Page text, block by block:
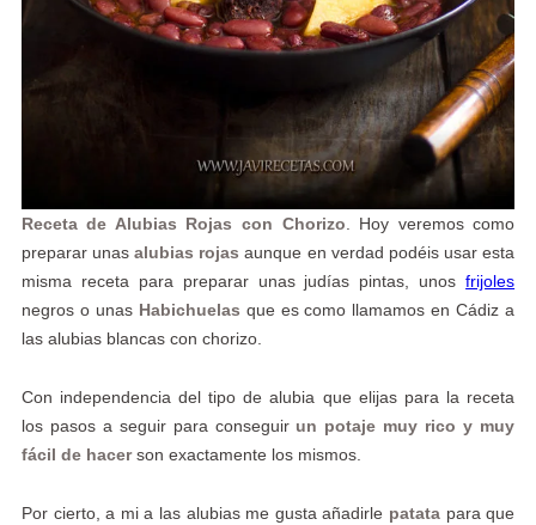
Receta de Alubias Rojas con Chorizo . Hoy veremos como
preparar unasalubias rojas aunque en verdad podéis usar esta
misma receta para preparar unas judías pintas, unosfrijoles
negros o unas Habichuelas que es como llamamos en Cádiz a
las alubias blancas con chorizo.
Con independencia del tipo de alubia que elijas para la receta
los pasos a seguir para conseguir un potaje muy rico y muy
fácil de hacerson exactamente los mismos.
Por cierto, a mi a las alubias me gusta añadirle patatapara que